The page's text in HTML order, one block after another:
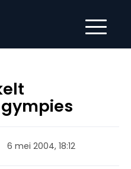
6 mei 2004, 18:12